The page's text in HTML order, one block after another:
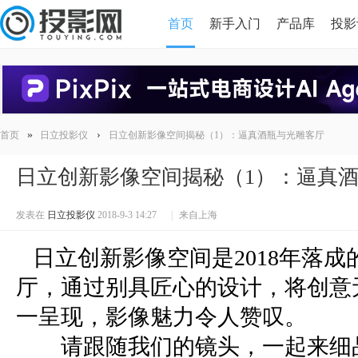
首页 新手入门 产品库 投
HDMI版本对比
首页 » 日立投影仪 › 日立创新影像空间揭秘（1）：逼真酒瓶与光雕客厅
日立创新影像空间揭秘（1）：逼真
发表在 日立投影仪 2018-9-3 14:27 来自上海
日立创新影像空间是2018年落成
厅，通过别具匠心的设计，将创
一呈现，影像魅力令人赞叹。
请跟随我们的镜头，一起来细